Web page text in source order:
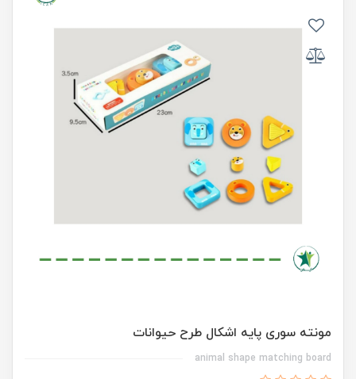
مونته سوری پایه اشکال طرح حیوانات
animal shape matching board